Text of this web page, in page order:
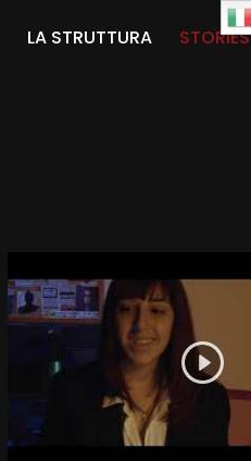
LA STRUTTURA STORIES